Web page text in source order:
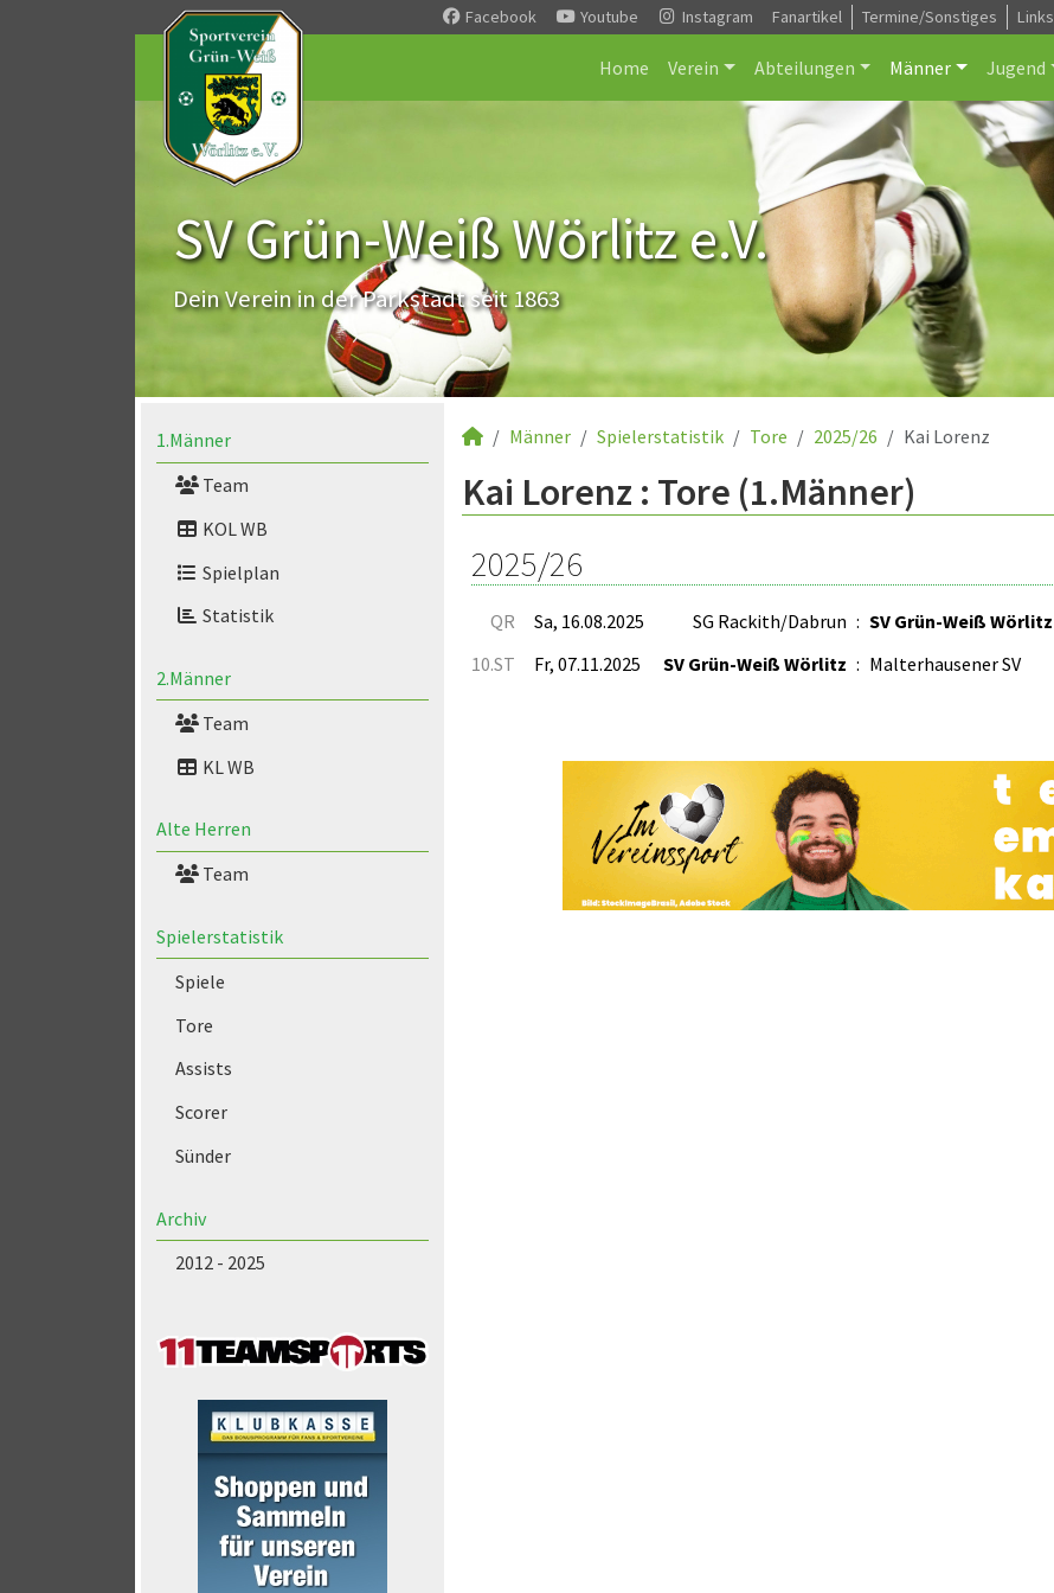
Facebook Youtube Instagram Fanartikel Termine/Sonstiges Links
Home Verein Abteilungen Männer Jugend
SV Grün-Weiß Wörlitz e.V.
Dein Verein in der Parkstadt seit 1863
1.Männer
Team
KOL WB
Spielplan
Statistik
2.Männer
Team
KL WB
Alte Herren
Team
Spielerstatistik
Spiele
Tore
Assists
Scorer
Sünder
Archiv
2012 - 2025
Männer Spielerstatistik Tore 2025/26 Kai Lorenz
Kai Lorenz : Tore (1.Männer)
2025/26
QR Sa, 16.08.2025 SG Rackith/Dabrun : SV Grün-Weiß Wörlitz
10.ST Fr, 07.11.2025 SV Grün-Weiß Wörlitz : Malterhausener SV